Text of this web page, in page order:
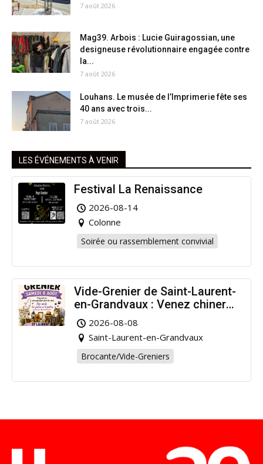
7 août 2026
Mag39. Arbois : Lucie Guiragossian, une
designeuse révolutionnaire engagée contre
la...
7 août 2026
Louhans. Le musée de l’Imprimerie fête ses
40 ans avec trois...
7 août 2026
LES ÉVÉNEMENTS À VENIR
Festival La Renaissance
2026-08-14
Colonne
Soirée ou rassemblement convivial
Vide-Grenier de Saint-Laurent-
en-Grandvaux : Venez chiner
pour la bonne cause !
2026-08-08
Saint-Laurent-en-Grandvaux
Brocante/Vide-Greniers